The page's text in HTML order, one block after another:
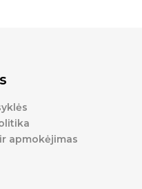
apmokėjimas